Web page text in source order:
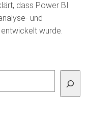
dass Power BI
und
wurde.